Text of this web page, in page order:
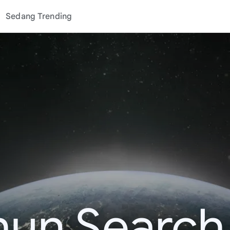
Sedang Trending